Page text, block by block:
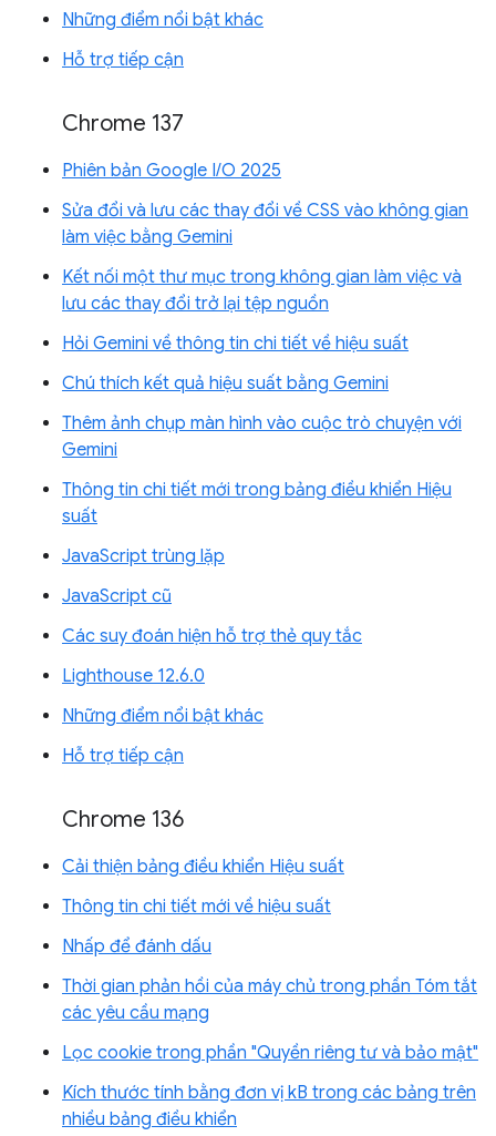
Những điểm nổi bật khác
Hỗ trợ tiếp cận
Chrome 137
Phiên bản Google I/O 2025
Sửa đổi và lưu các thay đổi về CSS vào không gian
làm việc bằng Gemini
Kết nối một thư mục trong không gian làm việc và
lưu các thay đổi trở lại tệp nguồn
Hỏi Gemini về thông tin chi tiết về hiệu suất
Chú thích kết quả hiệu suất bằng Gemini
Thêm ảnh chụp màn hình vào cuộc trò chuyện với
Gemini
Thông tin chi tiết mới trong bảng điều khiển Hiệu
suất
JavaScript trùng lặp
JavaScript cũ
Các suy đoán hiện hỗ trợ thẻ quy tắc
Lighthouse 12.6.0
Những điểm nổi bật khác
Hỗ trợ tiếp cận
Chrome 136
Cải thiện bảng điều khiển Hiệu suất
Thông tin chi tiết mới về hiệu suất
Nhấp để đánh dấu
Thời gian phản hồi của máy chủ trong phần Tóm tắt
các yêu cầu mạng
Lọc cookie trong phần "Quyền riêng tư và bảo mật"
Kích thước tính bằng đơn vị kB trong các bảng trên
nhiều bảng điều khiển